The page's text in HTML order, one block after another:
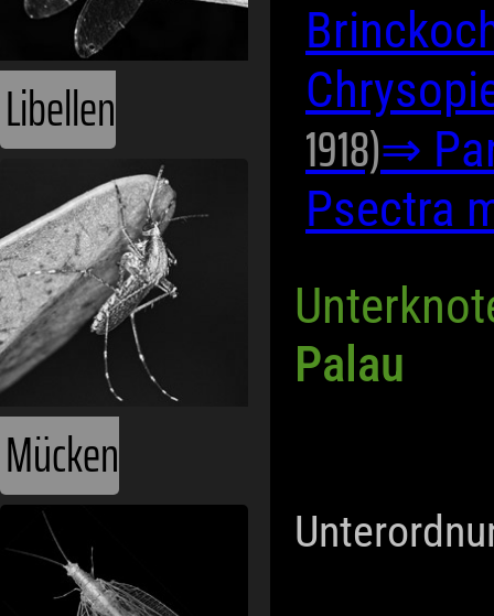
Libellen
Mücken
1918)⇒
Psectra
Palau